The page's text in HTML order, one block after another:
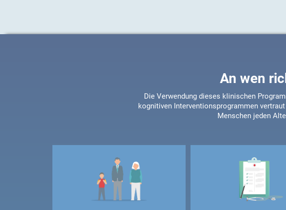
An wen
Die Verwendung dieses klinischen
kognitiven Interventionsprogrammen
Menschen jeden